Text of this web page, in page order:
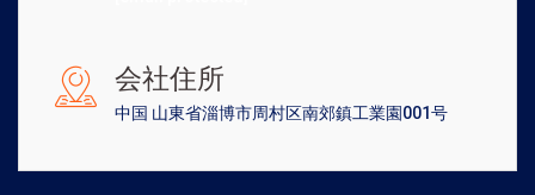
会社住所
中国 山東省淄博市周村区南郊鎮工業園001号